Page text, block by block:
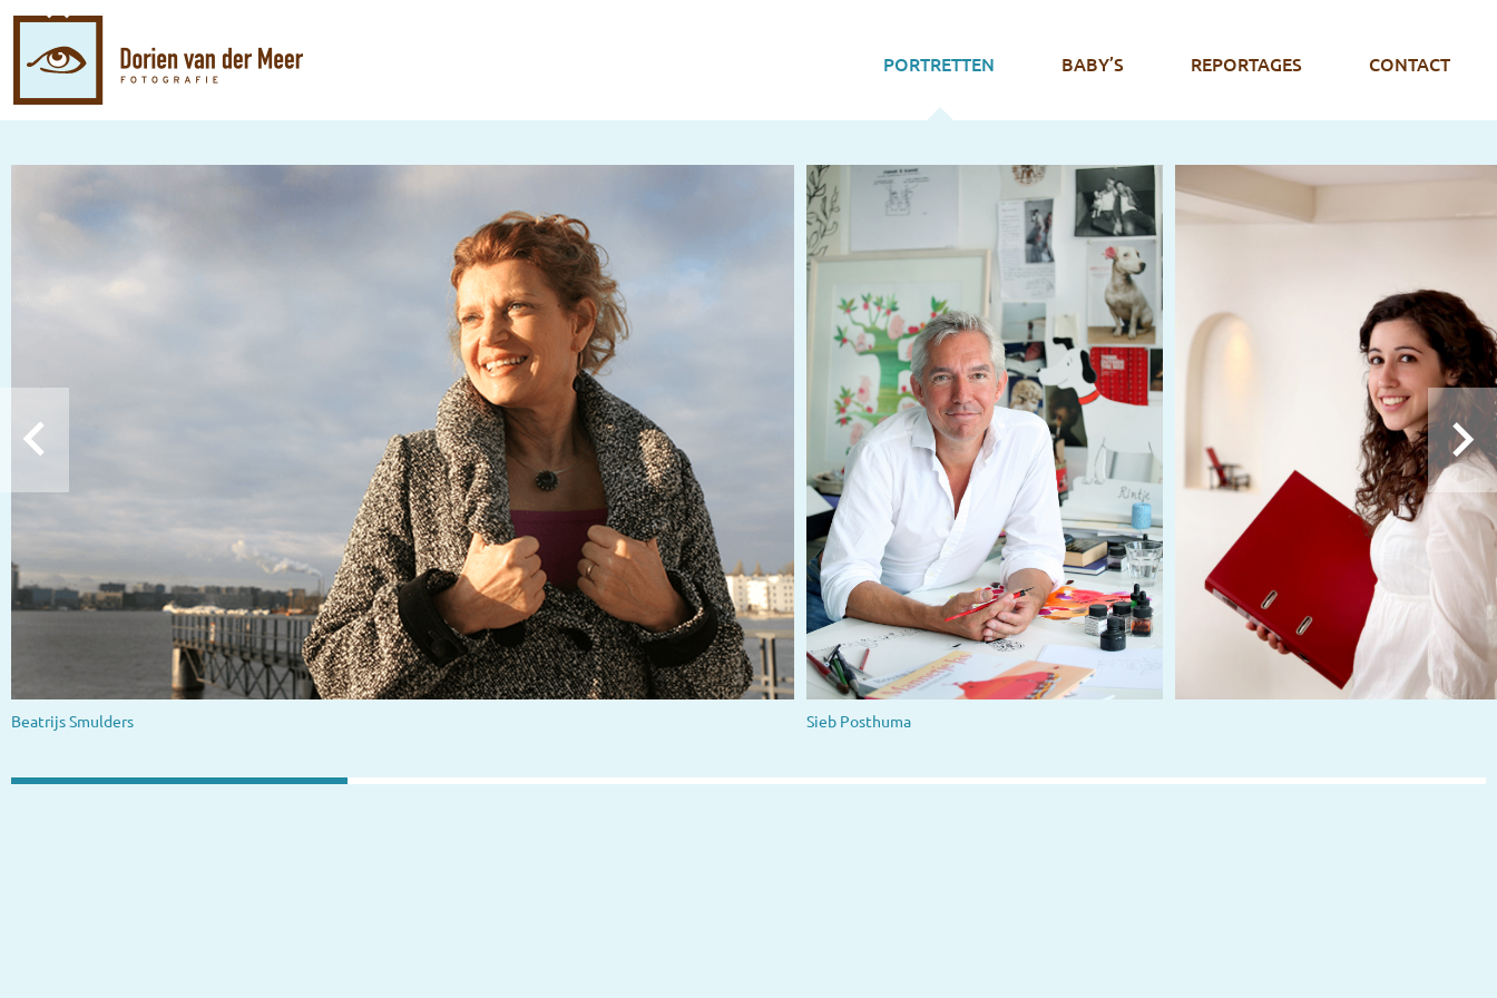
PORTRETTEN BABY’S REPORTAGES CONTACT
Beatrijs Smulders Sieb Posthuma